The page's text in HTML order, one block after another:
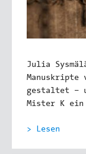
Julia
Manuskripte
gestaltet –
Mister K ein
> Lesen